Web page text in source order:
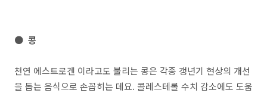
● 콩
천연 에스트로겐 이라고도 불리는 콩은 각종 갱년기 현상의 개선
을 돕는 음식으로 손꼽히는 데요. 콜레스테롤 수치 감소에도 도움